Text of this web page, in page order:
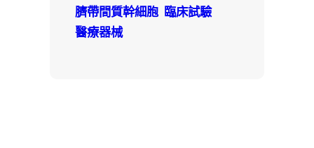
臍帶間質幹細胞 臨床試驗
醫療器械